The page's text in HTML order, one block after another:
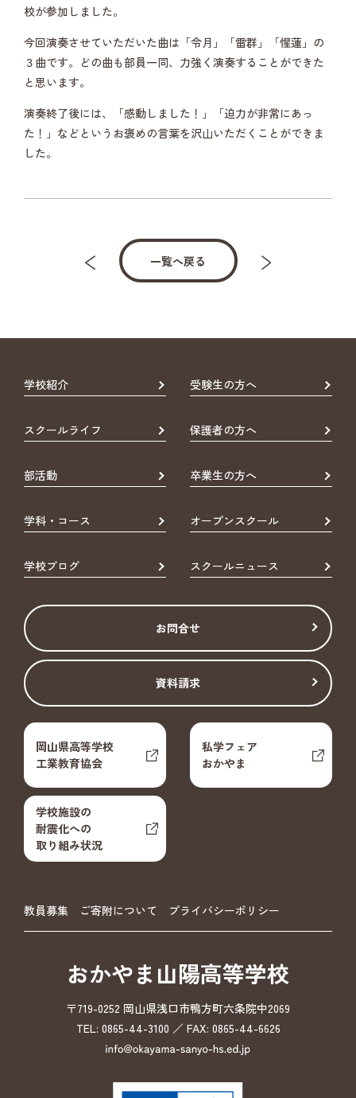
校が参加しました。
今回演奏させていただいた曲は「令月」「雷群」「惺蓮」の
３曲です。どの曲も部員一同、力強く演奏することができた
と思います。
演奏終了後には、「感動しました！」「迫力が非常にあっ
た！」などというお褒めの言葉を沢山いただくことができま
した。
一覧へ戻る
学校紹介 受験生の方へ
スクールライフ 保護者の方へ
部活動 卒業生の方へ
学科・コース オープンスクール
学校ブログ スクールニュース
お問合せ
資料請求
岡山県高等学校
工業教育協会
私学フェア
おかやま
学校施設の
耐震化への
取り組み状況
教員募集 ご寄附について プライバシーポリシー
おかやま山陽高等学校
〒719-0252 岡山県浅口市鴨方町六条院中2069
TEL: 0865-44-3100 ／ FAX: 0865-44-6626